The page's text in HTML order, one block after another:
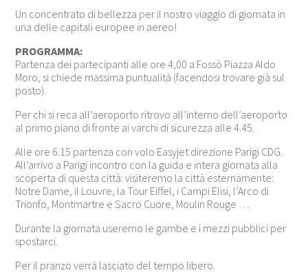
Un concentrato di bellezza per il nostro viaggio di giornata in
una delle capitali europee in aereo!
PROGRAMMA:
Partenza dei partecipanti alle ore 4,00 a Fossò Piazza Aldo
Moro, si chiede massima puntualità (facendosi trovare già sul
posto).
Per chi si reca all’aeroporto ritrovo all’interno dell’aeroporto
al primo piano di fronte ai varchi di sicurezza alle 4.45.
Alle ore 6.15 partenza con volo Easyjet direzione Parigi CDG.
All’arrivo a Parigi incontro con la guida e intera giornata alla
scoperta di questa città: visiteremo la città esternamente:
Notre Dame, il Louvre, la Tour Eiffel, i Campi Elisi, l’Arco di
Trionfo, Montmartre e Sacro Cuore, Moulin Rouge …
Durante la giornata useremo le gambe e i mezzi pubblici per
spostarci.
Per il pranzo verrà lasciato del tempo libero.